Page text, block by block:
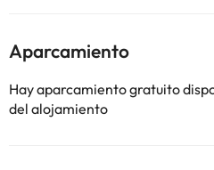
Aparcamiento
Hay aparcamiento gratuito
del alojamiento